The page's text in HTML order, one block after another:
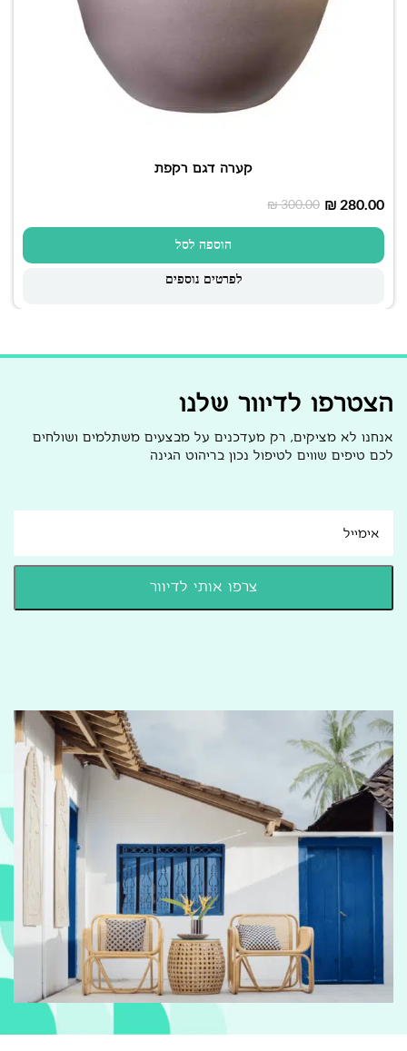
קערה דגם רקפת
₪300.00 ₪ 280.00
הוספה לסל
לפרטים נוספים
הצטרפו לדיוור שלנו
אנחנו לא מציקים, רק מעדכנים על מבצעים משתלמים ושולחים
לכם טיפים שווים לטיפול נכון בריהוט הגינה